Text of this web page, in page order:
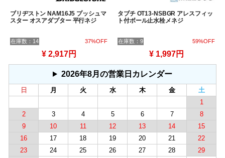
ブリヂストン NAM16J5 プッシュマ
スター オスアダプター 平行ネジ
在庫数：14 37%OFF
¥ 2,917円
タブチ OT13-NSBGR アレスフィッ
ト付ボール止水栓メネジ
在庫数：9 59%OFF
¥ 1,997円
2026年8月の営業日カレンダー
日 月 火 水 木 金
土
1
2
3 4 5 6 7
8
9
10 11 12 13 14
15
16
17 18 19 20 21
22
23
24 25 26 27 28
29